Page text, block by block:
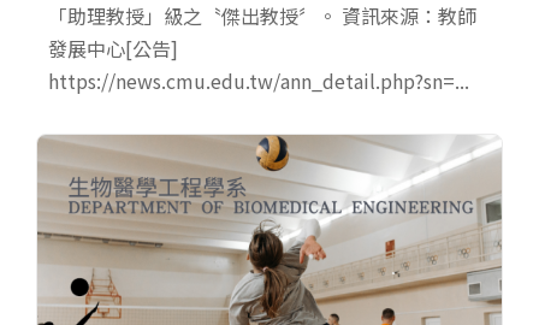
「助理教授」級之〝傑出教授〞。 資訊來源：教師
發展中心[公告]
https://news.cmu.edu.tw/ann_detail.php?sn=...